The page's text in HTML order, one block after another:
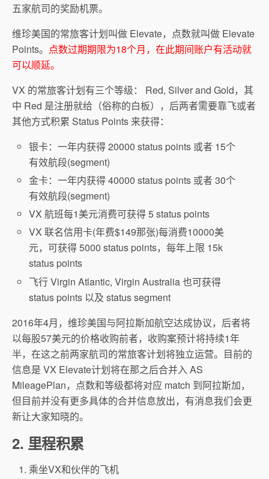
五家航司的奖励机票。
维珍美国的常旅客计划叫做 Elevate，点数就叫做 Elevate
Points。 点数过期期限为18个月，在此期间账户有活动就
可以顺延。
VX 的常旅客计划有三个等级： Red, Silver and Gold，其
中 Red 是注册就给（俗称的白板），后两者需要靠飞或者
其他方式积累 Status Points 来获得：
银卡：一年内获得 20000 status points 或者 15个
有效航段(segment)
金卡：一年内获得 40000 status points 或者 30个
有效航段(segment)
VX 航班每1美元消费可获得 5 status points
VX 联名信用卡(年费$149那张)每消费10000美
元，可获得 5000 status points，每年上限 15k
status points
飞行 Virgin Atlantic, Virgin Australia 也可获得
status points 以及 status segment
2016年4月，维珍美国与阿拉斯加航空达成协议，后者将
以每股57美元的价格收购前者，收购案预计将持续1年
半，在这之前两家航司的常旅客计划将独立运营。目前的
信息是 VX Elevate计划将在那之后合并入 AS
MileagePlan，点数和等级都将对应 match 到阿拉斯加，
但目前并没有更多具体的合并信息放出，有消息我们会更
新让大家知晓的。
2. 里程积累
乘坐VX和伙伴的飞机